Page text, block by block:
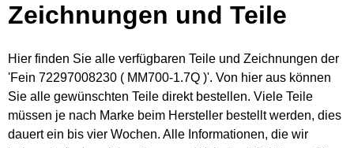
Zeichnungen und Teile
Hier finden Sie alle verfügbaren Teile und Zeichnungen der
'Fein 72297008230 ( MM700-1.7Q )'. Von hier aus können
Sie alle gewünschten Teile direkt bestellen. Viele Teile
müssen je nach Marke beim Hersteller bestellt werden, dies
dauert ein bis vier Wochen. Alle Informationen, die wir